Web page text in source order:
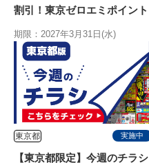
割引！東京ゼロエミポイント
始！
期限：2027年3月31日(水)
東京都 実施中
【東京都限定】今週のチラシ